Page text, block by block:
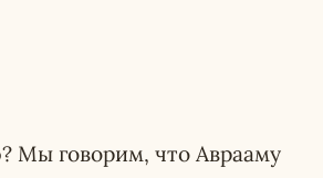
Мы говорим, что Аврааму